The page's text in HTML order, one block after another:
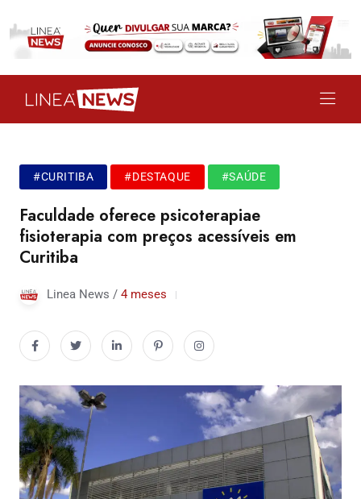
#CURITIBA #DESTAQUE #SAÚDE
Faculdade oferece psicoterapiae
fisioterapia com preços acessíveis em
Curitiba
Linea News / 4 meses